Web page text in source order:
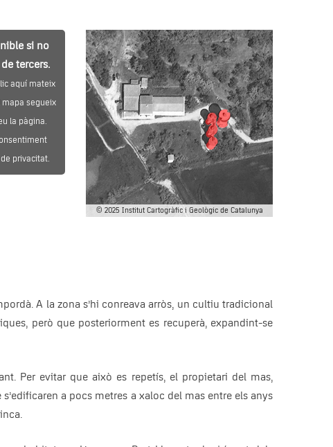
si no
tercers.
aquí mateix
mapa segueix
la pàgina.
privacitat.
© 2025 Institut Cartogràfic i Geològic de Catalunya
A la zona s’hi conreava arròs, un cultiu tradicional
però que posteriorment es recuperà, expandint-se
Per evitar que això es repetís, el propietari del mas,
a pocs metres a xaloc del mas entre els anys